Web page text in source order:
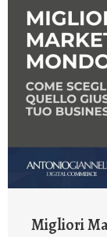
Migliori